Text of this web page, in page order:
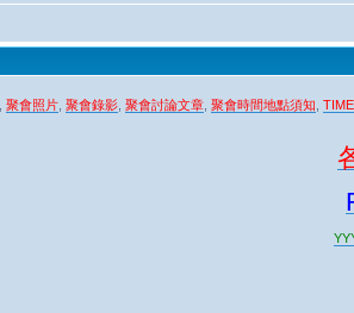
聚會照片 聚會錄影 聚會討論文章 聚會時間地點須知